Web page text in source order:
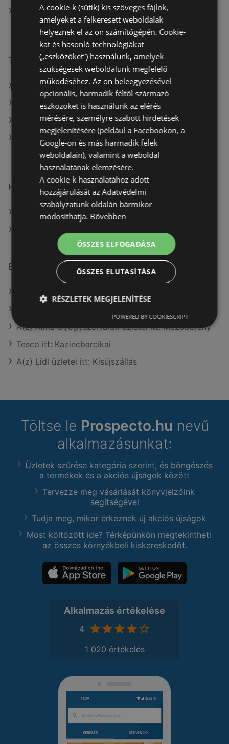
TEDi Comércio SOCIEDADE UNIPESSOAL LDA itt:
Mezőkövesdi
További linkek
A(z) KiK TEXTIL ÉS NON-FOOD KFT. (HU) ajánlatai
A(z) TEDi Distribution SAS ajánlatai
A(z) TEDi Distribution SAS aktuális akciós újságjai
A(z) KiK TEXTIL ÉS NON-FOOD KFT. (HU) aktuális
akciós újságjai
Hasonló kiskereskedők
A(z) KiK TEXTIL ÉS NON-FOOD KFT. (HU) ajánlatai
Érdeklődésre számot tartó elemek itt:
A(z) Alma Gyógyszertárak üzletei itt: Mezőberény
Tesco itt: Kazincbarcikai
A(z) Lidl üzletei itt: Kisújszállás
Töltse le Prospecto.hu nevű
alkalmazásunkat:
Üzletek szűrése kategória szerint, és böngészés
a termékek és a akciós újságok között
Tervezze meg vásárlását könyvjelzőink
segítségével
Tudja meg, mikor érkeznek új akciós újságok
Most költözött ide? Térképünkön megtekintheti
az összes környékbeli kiskereskedőt.
Alkalmazás értékelése
4
1 020 értékelés
A cookie-k (sütik) kis szöveges fájlok,
amelyeket a felkeresett weboldalak
helyeznek el az ön számítógépén. Cookie-
kat és hasonló technológiákat
(„eszközöket”) használunk, amelyek
szükségesek weboldalunk megfelelő
működéséhez. Az ön beleegyezésével
opcionális, harmadik féltől származó
eszközöket is használunk az elérés
mérésére, személyre szabott hirdetések
megjelenítésére (például a Facebookon, a
Google-on és más harmadik felek
weboldalain), valamint a weboldal
használatának elemzésére.
A cookie-k használatához adott
hozzájárulását az Adatvédelmi
szabályzatunk oldalán bármikor
módosíthatja. Bővebben
ÖSSZES ELFOGADÁSA
ÖSSZES ELUTASÍTÁSA
RÉSZLETEK MEGJELENÍTÉSE
POWERED BY COOKIESCRIPT